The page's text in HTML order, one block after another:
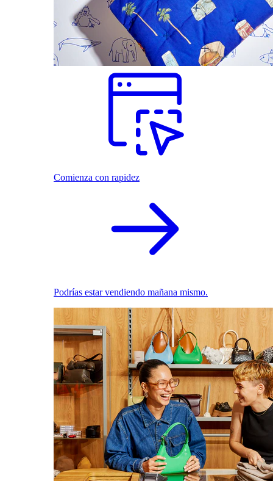
Comienza con rapidez
Podrías estar vendiendo mañana mismo.